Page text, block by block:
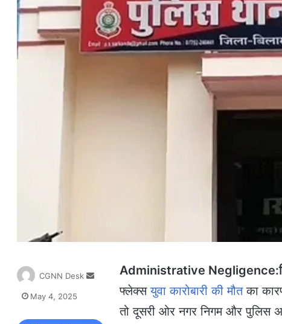
Administrative
फ्लेक्सयुवा कारोबारी की मौतका
तो दूसरी ओर नगर निगम और पुलिस
CGNN Desk
May 4, 2025